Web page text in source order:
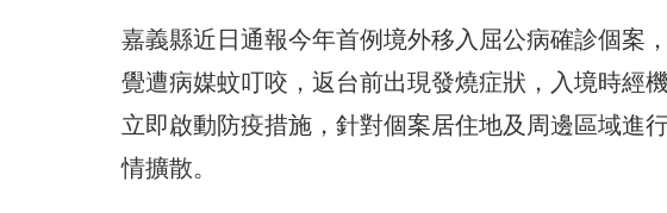
嘉義縣近日通報今年首例境外移入屈公病確診個案
覺遭病媒蚊叮咬，返台前出現發燒症狀，入境時經
立即啟動防疫措施，針對個案居住地及周邊區域進
情擴散。